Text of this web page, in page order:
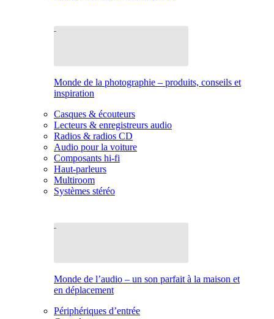
Monde de la photographie – produits, conseils et
inspiration
Casques & écouteurs
Lecteurs & enregistreurs audio
Radios & radios CD
Audio pour la voiture
Composants hi-fi
Haut-parleurs
Multiroom
Systèmes stéréo
Monde de l’audio – un son parfait à la maison et
en déplacement
Périphériques d’entrée